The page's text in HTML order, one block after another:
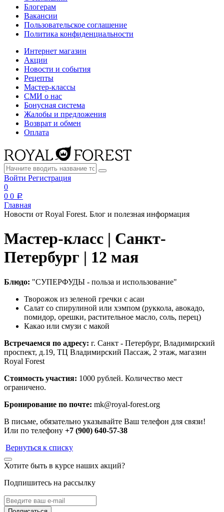
Блогерам
Вакансии
Пользовательское соглашение
Политика конфиденциальности
Интернет магазин
Акции
Новости и события
Рецепты
Мастер-классы
СМИ о нас
Бонусная система
Жалобы и предложения
Возврат и обмен
Оплата
Войти Регистрация
0
0 0 a
Главная
Новости от Royal Forest. Блог и полезная информация
Мастер-класс | Санкт-
Петербург | 12 мая
Блюдо: "СУПЕРФУДЫ - польза и использование"
Творожок из зеленой гречки с асаи
Салат со спирулиной или хэмпом (руккола, авокадо,
помидор, орешки, растительное масло, соль, перец)
Какао или смузи с макой
Встречаемся по адресу: г. Санкт - Петербург, Владимирский
проспект, д.19, ТЦ Владимирский Пассаж, 2 этаж, магазин
Royal Forest
Стоимость участия: 1000 рублей. Количество мест
ограничено.
Бронирование по почте: mk@royal-forest.org
В письме, обязательно указывайте Ваш телефон для связи!
Или по телефону +7 (900) 640-57-38
Вернуться к списку
Хотите быть в курсе наших акций?
Подпишитесь на рассылку